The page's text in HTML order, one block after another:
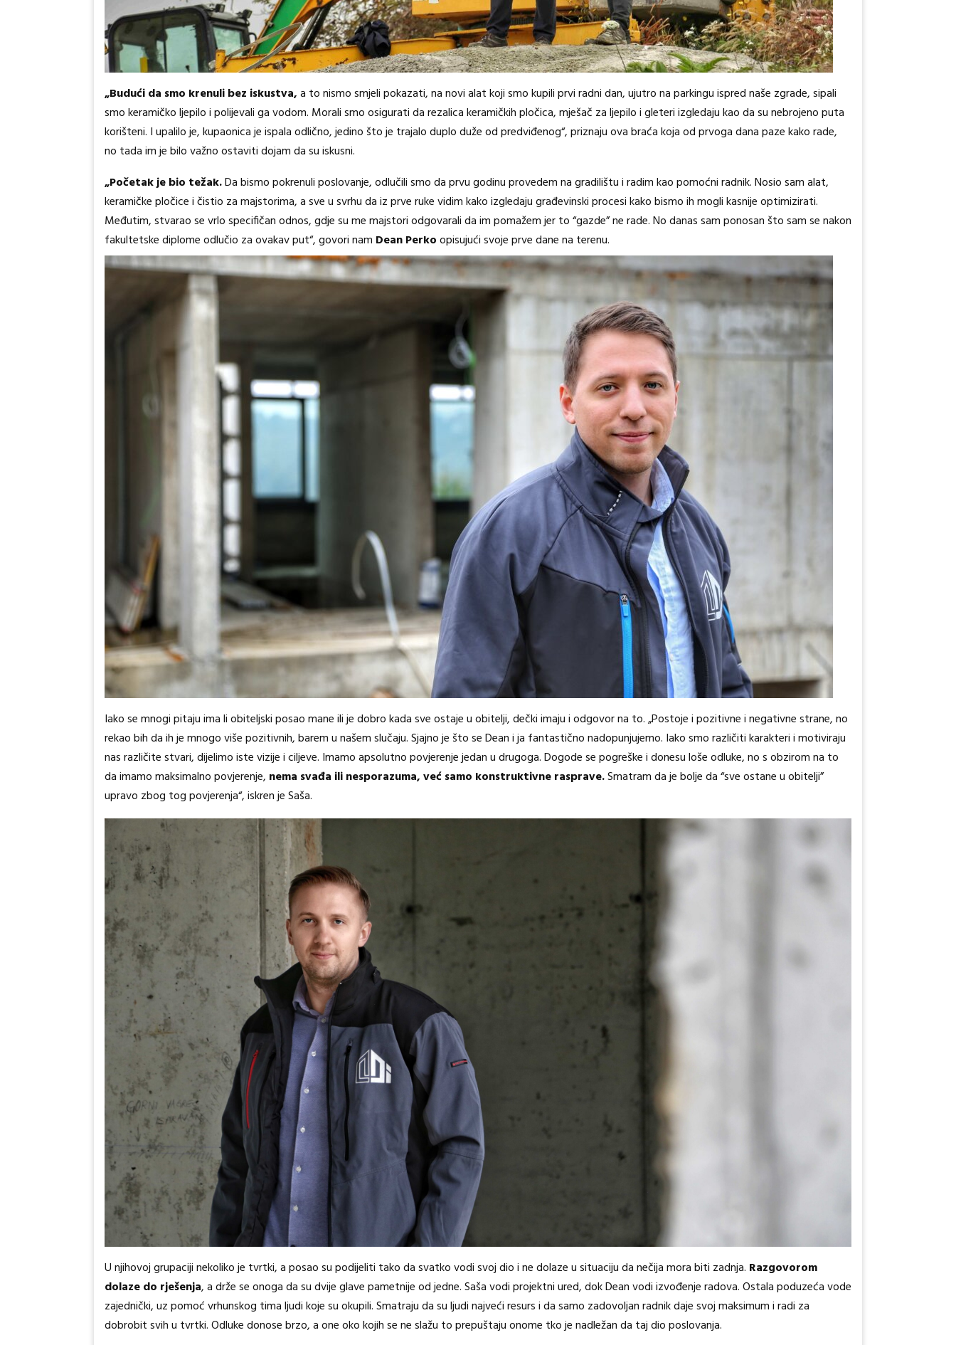
„Budući da smo krenuli bez iskustva,a to nismo smjeli pokazati, na novi alat koji smo kupili prvi radni dan, ujutro na parkingu ispred naše zgrade, sipali
smo keramičko ljepilo i polijevali ga vodom. Morali smo osigurati da rezalica keramičkih pločica, mješač za ljepilo i gleteri izgledaju kao da su nebrojeno puta
korišteni. I upalilo je, kupaonica je ispala odlično, jedino što je trajalo duplo duže od predviđenog“, priznaju ova braća koja od prvoga dana paze kako rade,
no tada im je bilo važno ostaviti dojam da su iskusni.
„Početak je bio težak.Da bismo pokrenuli poslovanje, odlučili smo da prvu godinu provedem na gradilištu i radim kao pomoćni radnik. Nosio sam alat,
keramičke pločice i čistio za majstorima, a sve u svrhu da iz prve ruke vidim kako izgledaju građevinski procesi kako bismo ih mogli kasnije optimizirati.
Međutim, stvarao se vrlo specifičan odnos, gdje su me majstori odgovarali da im pomažem jer to “gazde” ne rade. No danas sam ponosan što sam se nakon
fakultetske diplome odlučio za ovakav put“, govori nam Dean Perkoopisujući svoje prve dane na terenu.
Iako se mnogi pitaju ima li obiteljski posao mane ili je dobro kada sve ostaje u obitelji, dečki imaju i odgovor na to. „Postoje i pozitivne i negativne strane, no
rekao bih da ih je mnogo više pozitivnih, barem u našem slučaju. Sjajno je što se Dean i ja fantastično nadopunjujemo. Iako smo različiti karakteri i motiviraju
nas različite stvari, dijelimo iste vizije i ciljeve. Imamo apsolutno povjerenje jedan u drugoga. Dogode se pogreške i donesu loše odluke, no s obzirom na to
da imamo maksimalno povjerenje, nema svađa ili nesporazuma, već samo konstruktivne rasprave.Smatram da je bolje da “sve ostane u obitelji”
upravo zbog tog povjerenja“, iskren je Saša.
U njihovoj grupaciji nekoliko je tvrtki, a posao su podijeliti tako da svatko vodi svoj dio i ne dolaze u situaciju da nečija mora biti zadnja. Razgovorom
dolaze do rješenja, a drže se onoga da su dvije glave pametnije od jedne. Saša vodi projektni ured, dok Dean vodi izvođenje radova. Ostala poduzeća vode
zajednički, uz pomoć vrhunskog tima ljudi koje su okupili. Smatraju da su ljudi najveći resurs i da samo zadovoljan radnik daje svoj maksimum i radi za
dobrobit svih u tvrtki. Odluke donose brzo, a one oko kojih se ne slažu to prepuštaju onome tko je nadležan da taj dio poslovanja.